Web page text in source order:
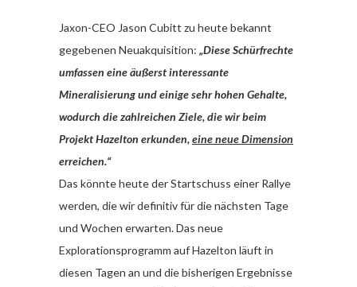
Jaxon-CEO Jason Cubitt zu heute bekannt
gegebenen Neuakquisition: „Diese Schürfrechte
umfassen eine äußerst interessante
Mineralisierung und einige sehr hohen Gehalte,
wodurch die zahlreichen Ziele, die wir beim
Projekt Hazelton erkunden,eine neue Dimension
erreichen.“
Das könnte heute der Startschuss einer Rallye
werden, die wir definitiv für die nächsten Tage
und Wochen erwarten. Das neue
Explorationsprogramm auf Hazelton läuft in
diesen Tagen an und die bisherigen Ergebnisse